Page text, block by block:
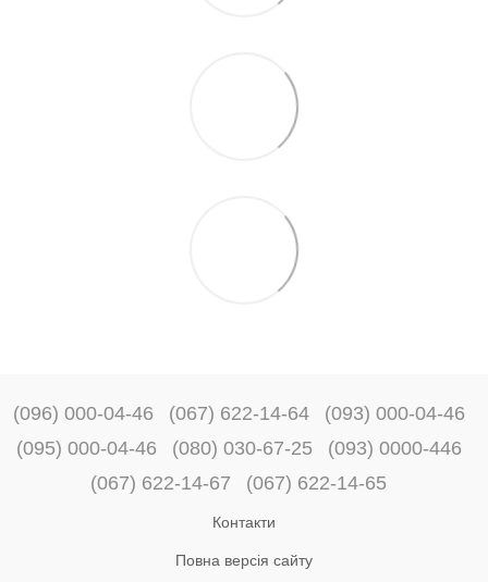
(096) 000-04-46 (067) 622-14-64
(093) 000-04-46
(095) 000-04-46
(080) 030-67-25
(093) 0000-446
(067) 622-14-67
(067) 622-14-65
Контакти
Повна версія сайту